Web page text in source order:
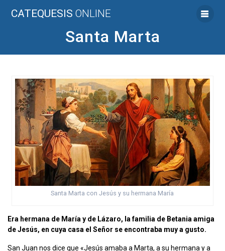
CATEQUESIS ONLINE
Santa Marta
Santa Marta con Jesús y su hermana María
Era hermana de María y de Lázaro, la familia de Betania amiga
de Jesús, en cuya casa el Señor se encontraba muy a gusto.
San Juan nos dice que «Jesús amaba a Marta, a su hermana y a